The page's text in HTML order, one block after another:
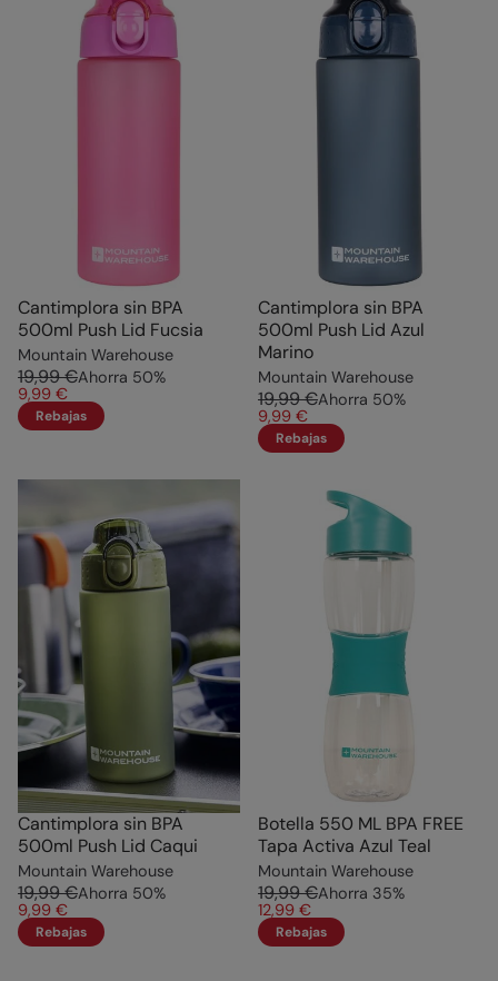
Cantimplora sin BPA
500ml Push Lid Fucsia
Mountain Warehouse
19,99 €Ahorra 50%
9,99 €
Rebajas
Cantimplora sin BPA
500ml Push Lid Azul
Marino
Mountain Warehouse
19,99 €Ahorra 50%
9,99 €
Rebajas
Cantimplora sin BPA
500ml Push Lid Caqui
Mountain Warehouse
19,99 €Ahorra 50%
9,99 €
Rebajas
Botella 550 ML BPA FREE
Tapa Activa Azul Teal
Mountain Warehouse
19,99 €Ahorra 35%
12,99 €
Rebajas